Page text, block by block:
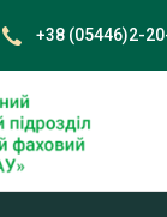
+38 (05446)2-